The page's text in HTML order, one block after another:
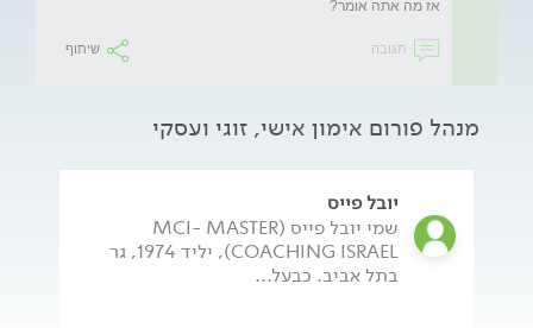
אז מה אתה אומר?
תגובה שיתוף
מנהל פורום אימון אישי, זוגי ועסקי
יובל פייס
שמי יובל פייס (MCI- MASTER
COACHING ISRAEL), יליד 1974, גר
בתל אביב. כבעל...